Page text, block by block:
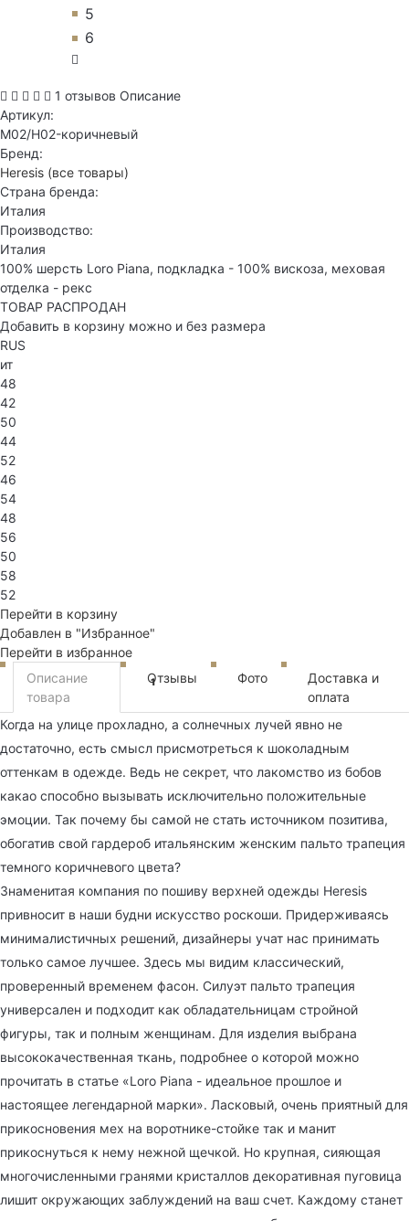
5
6
1 отзывов Описание
Артикул:
M02/H02-коричневый
Бренд:
Heresis (все товары)
Страна бренда:
Италия
Производство:
Италия
100% шерсть Loro Piana, подкладка - 100% вискоза, меховая
отделка - рекс
ТОВАР РАСПРОДАН
Добавить в корзину можно и без размера
RUS
ит
48
42
50
44
52
46
54
48
56
50
58
52
Перейти в корзину
Добавлен в "Избранное"
Перейти в избранное
Описание
товара
Отзывы
1 Фото
Доставка и
оплата
Когда на улице прохладно, а солнечных лучей явно не
достаточно, есть смысл присмотреться к шоколадным
оттенкам в одежде. Ведь не секрет, что лакомство из бобов
какао способно вызывать исключительно положительные
эмоции. Так почему бы самой не стать источником позитива,
обогатив свой гардероб итальянским женским пальто трапеция
темного коричневого цвета?
Знаменитая компания по пошиву верхней одежды Heresis
привносит в наши будни искусство роскоши. Придерживаясь
минималистичных решений, дизайнеры учат нас принимать
только самое лучшее. Здесь мы видим классический,
проверенный временем фасон. Силуэт пальто трапеция
универсален и подходит как обладательницам стройной
фигуры, так и полным женщинам. Для изделия выбрана
высококачественная ткань, подробнее о которой можно
прочитать в статье «Loro Piana - идеальное прошлое и
настоящее легендарной марки». Ласковый, очень приятный для
прикосновения мех на воротнике-стойке так и манит
прикоснуться к нему нежной щечкой. Но крупная, сияющая
многочисленными гранями кристаллов декоративная пуговица
лишит окружающих заблуждений на ваш счет. Каждому станет